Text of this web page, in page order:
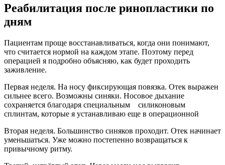
Реабилитация после ринопластики по
дням
Пациентам проще восстанавливаться, когда они понимают,
что считается нормой на каждом этапе. Поэтому перед
операцией я подробно объясняю, как будет проходить
заживление.
Первая неделя. На носу фиксирующая повязка. Отек выражен
сильнее всего. Возможны синяки. Носовое дыхание
сохраняется благодаря специальным силиконовым
сплинтам, которые я устанавливаю еще в операционной
Вторая неделя. Большинство синяков проходит. Отек начинает
уменьшаться. Уже можно постепенно возвращаться к
привычному ритму.